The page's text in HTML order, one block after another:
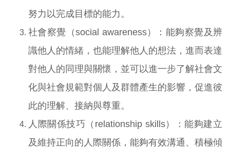
努力以完成目標的能力。
社會察覺（social awareness）：能夠察覺及辨
識他人的情緒，也能理解他人的想法，進而表達
對他人的同理與關懷，並可以進一步了解社會文
化與社會規範對個人及群體產生的影響，促進彼
此的理解、接納與尊重。
人際關係技巧（relationship skills）：能夠建立
及維持正向的人際關係，能夠有效溝通、積極傾